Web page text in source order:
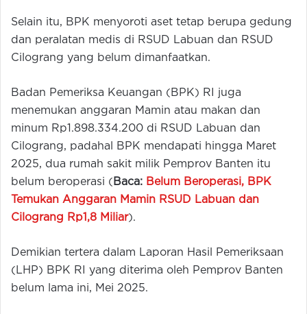
Selain itu, BPK menyoroti aset tetap berupa gedung
dan peralatan medis di RSUD Labuan dan RSUD
Cilograng yang belum dimanfaatkan.
Badan Pemeriksa Keuangan (BPK) RI juga
menemukan anggaran Mamin atau makan dan
minum Rp1.898.334.200 di RSUD Labuan dan
Cilograng, padahal BPK mendapati hingga Maret
2025, dua rumah sakit milik Pemprov Banten itu
belum beroperasi ( Baca: Belum Beroperasi, BPK
Temukan Anggaran Mamin RSUD Labuan dan
Cilograng Rp1,8 Miliar).
Demikian tertera dalam Laporan Hasil Pemeriksaan
(LHP) BPK RI yang diterima oleh Pemprov Banten
belum lama ini, Mei 2025.